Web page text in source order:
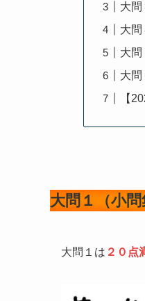
大問
大問
大問
大問
【
大問１（小問
大問１は ２０点